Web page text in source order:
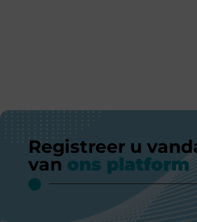
Registreer u
van ons platform